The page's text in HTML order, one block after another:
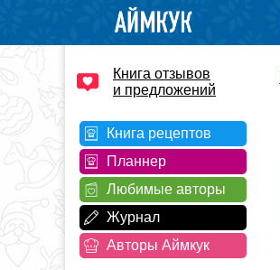
Книга отзывов
и предложений
Книга рецептов
Планнер
Любимые авторы
Журнал
Авторы Аймкук